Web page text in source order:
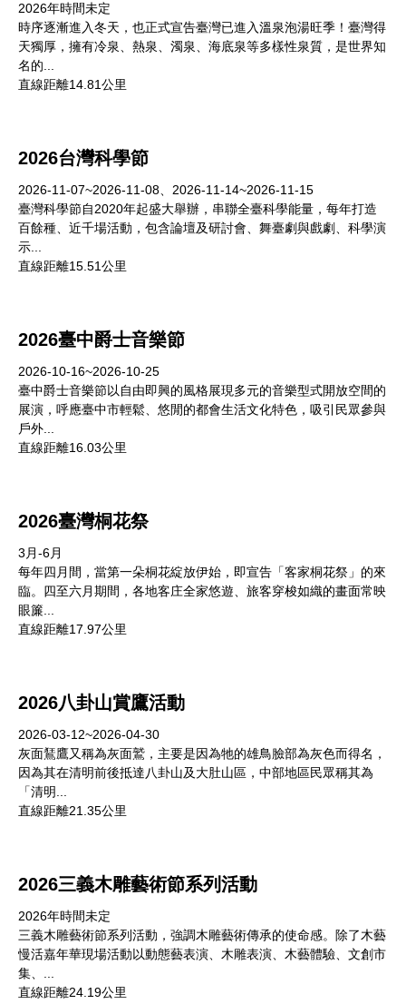
2026年時間未定
時序逐漸進入冬天，也正式宣告臺灣已進入溫泉泡湯旺季！臺灣得
天獨厚，擁有冷泉、熱泉、濁泉、海底泉等多樣性泉質，是世界知
名的...
直線距離14.81公里
2026台灣科學節
2026-11-07~2026-11-08、2026-11-14~2026-11-15
臺灣科學節自2020年起盛大舉辦，串聯全臺科學能量，每年打造
百餘種、近千場活動，包含論壇及研討會、舞臺劇與戲劇、科學演
示...
直線距離15.51公里
2026臺中爵士音樂節
2026-10-16~2026-10-25
臺中爵士音樂節以自由即興的風格展現多元的音樂型式開放空間的
展演，呼應臺中市輕鬆、悠閒的都會生活文化特色，吸引民眾參與
戶外...
直線距離16.03公里
2026臺灣桐花祭
3月-6月
每年四月間，當第一朵桐花綻放伊始，即宣告「客家桐花祭」的來
臨。四至六月期間，各地客庄全家悠遊、旅客穿梭如織的畫面常映
眼簾...
直線距離17.97公里
2026八卦山賞鷹活動
2026-03-12~2026-04-30
灰面鵟鷹又稱為灰面鷲，主要是因為牠的雄鳥臉部為灰色而得名，
因為其在清明前後抵達八卦山及大肚山區，中部地區民眾稱其為
「清明...
直線距離21.35公里
2026三義木雕藝術節系列活動
2026年時間未定
三義木雕藝術節系列活動，強調木雕藝術傳承的使命感。除了木藝
慢活嘉年華現場活動以動態藝表演、木雕表演、木藝體驗、文創市
集、...
直線距離24.19公里